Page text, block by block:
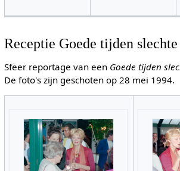
Receptie Goede tijden
Sfeer reportage van een Goede tijden
De foto's zijn geschoten op 28 mei 1994.